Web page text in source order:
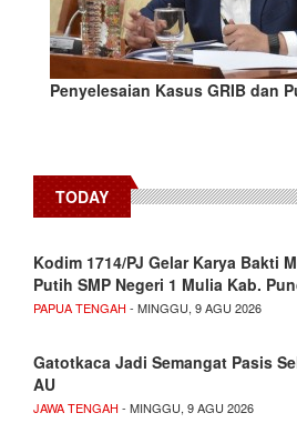
Penyelesaian Kasus GRIB dan
TODAY
Kodim 1714/PJ Gelar Karya Bakti
Putih SMP Negeri 1 Mulia Kab.
PAPUA TENGAH - MINGGU, 9 AGU 2026
Gatotkaca Jadi Semangat Pasis
AU
JAWA TENGAH - MINGGU, 9 AGU 2026